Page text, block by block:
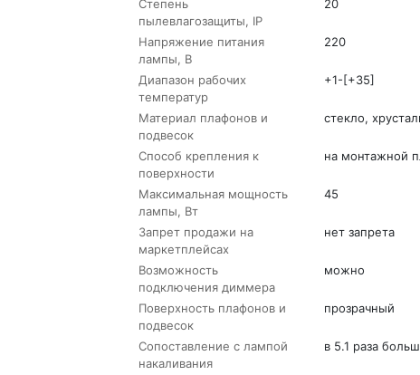
Степень
пылевлагозащиты, IP
20
Напряжение питания
лампы, В
220
Диапазон рабочих
температур
+1-[+35]
Материал плафонов и
подвесок
стекло,
Способ крепления к
поверхности
на монтажной
Максимальная мощность
лампы, Вт
45
Запрет продажи на
маркетплейсах
нет запрета
Возможность
подключения диммера
можно
Поверхность плафонов и
подвесок
прозрачный
Сопоставление с лампой
накаливания
в 5.1 раза